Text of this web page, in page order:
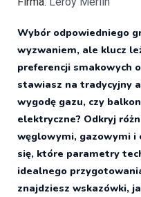
Wybór odpowiedniego
wyzwaniem, ale klucz
preferencji smakowych
stawiasz na tradycyjny
wygodę gazu, czy
elektryczne? Odkryj
węglowymi, gazowymi i
się, które parametry
idealnego
znajdziesz wskazówki,